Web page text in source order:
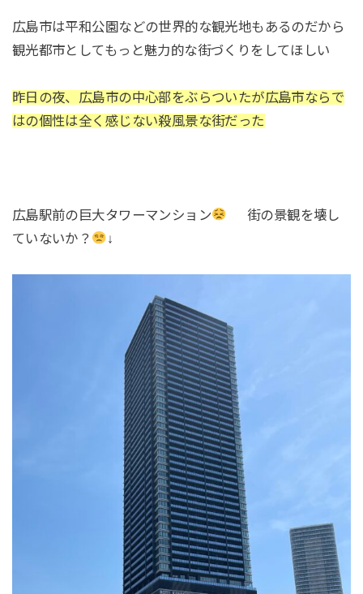
広島市は平和公園などの世界的な観光地もあるのだから
観光都市としてもっと魅力的な街づくりをしてほしい
昨日の夜、広島市の中心部をぶらついたが広島市ならで
はの個性は全く感じない殺風景な街だった
広島駅前の巨大タワーマンション
街の景観を壊し
ていないか？
↓